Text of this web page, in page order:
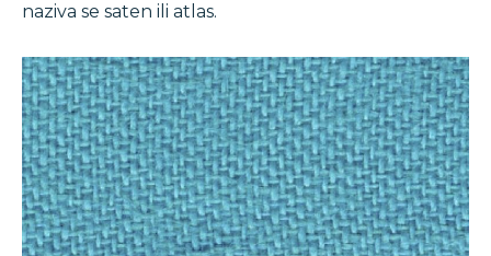
naziva se saten ili atlas.